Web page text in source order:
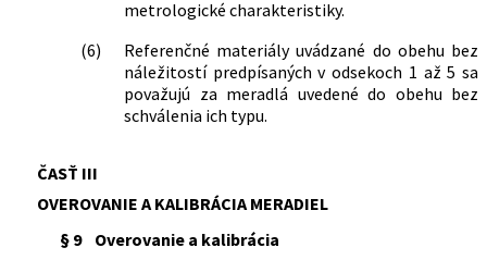
metrologické charakteristiky.
(6)
Referenčné materiály uvádzané do obehu bez
náležitostí predpísaných v odsekoch 1 až 5 sa
považujú za meradlá uvedené do obehu bez
schválenia ich typu.
ČASŤ III
OVEROVANIE A KALIBRÁCIA MERADIEL
§ 9
Overovanie a kalibrácia